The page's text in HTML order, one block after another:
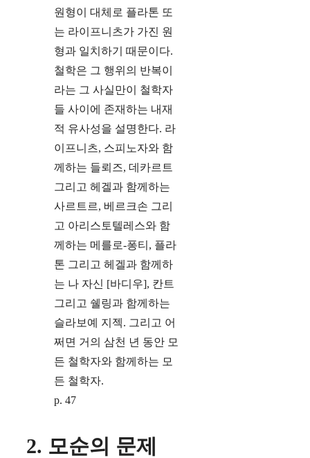
원형이 대체로 플라톤 또
는 라이프니츠가 가진 원
형과 일치하기 때문이다.
철학은 그 행위의 반복이
라는 그 사실만이 철학자
들 사이에 존재하는 내재
적 유사성을 설명한다. 라
이프니츠, 스피노자와 함
께하는 들뢰즈, 데카르트
그리고 헤겔과 함께하는
사르트르, 베르크손 그리
고 아리스토텔레스와 함
께하는 메를로-퐁티, 플라
톤 그리고 헤겔과 함께하
는 나 자신 [바디우], 칸트
그리고 쉘링과 함께하는
슬라보예 지젝. 그리고 어
쩌면 거의 삼천 년 동안 모
든 철학자와 함께하는 모
든 철학자.
p. 47
2. 모순의 문제